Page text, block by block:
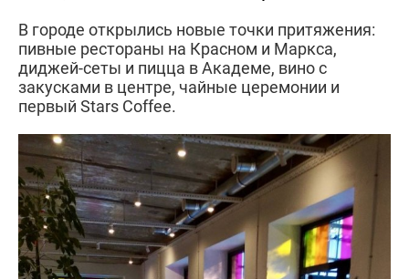
В городе открылись новые точки притяжения:
пивные рестораны на Красном и Маркса,
диджей-сеты и пицца в Академе, вино с
закусками в центре, чайные церемонии и
первый Stars Coffee.